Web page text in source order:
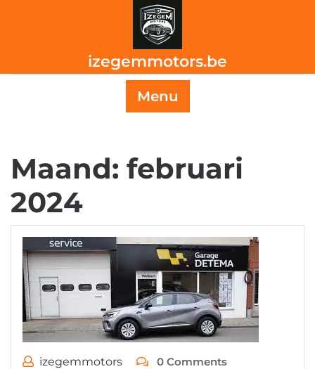
izegemmotors.be
Menu
Maand: februari
2024
izegemmotors 0 Comments